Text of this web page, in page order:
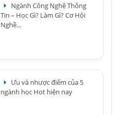
Ngành Công Nghệ Thông
Tin – Học Gì? Làm Gì? Cơ Hội
Nghề...
Ưu và nhược điểm của 5
ngành học Hot hiện nay